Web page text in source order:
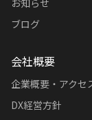
お知らせ
ブログ
会社概要
企業概要・アクセ
DX経営方針